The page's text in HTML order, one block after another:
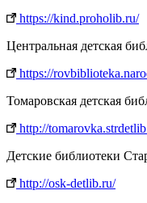
https://kind.proholib.ru/
Центральная детская
https://
Томаровская детская
http://
Детские библиотеки
http://osk-detlib.ru/